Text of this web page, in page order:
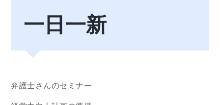
一日一新
弁護士さんのセミナー